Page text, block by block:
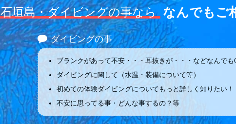
石垣島・ダイビングの事なら なんでもご
ダイビングの事
ブランクがあって不安・・・耳抜きが・・・などなんでも
ダイビングに関して（水温・装備について等）
初めての体験ダイビングについてもっと詳しく知りたい！
不安に思ってる事・どんな事するの？等